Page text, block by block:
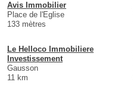
Avis Immobilier
Place de l'Eglise
133 mètres
Le Helloco Immobiliere
Investissement
Gausson
11 km